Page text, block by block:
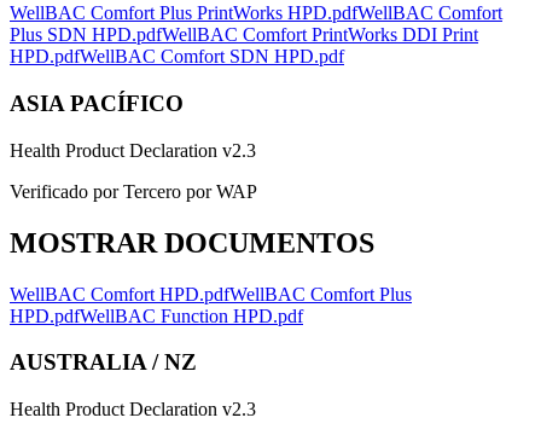
WellBAC Comfort Plus PrintWorks HPD.pdfWellBAC Comfort
Plus SDN HPD.pdfWellBAC Comfort PrintWorks DDI Print
HPD.pdfWellBAC Comfort SDN HPD.pdf
ASIA PACÍFICO
Health Product Declaration v2.3
Verificado por Tercero por WAP
MOSTRAR DOCUMENTOS
WellBAC Comfort HPD.pdfWellBAC Comfort Plus
HPD.pdfWellBAC Function HPD.pdf
AUSTRALIA / NZ
Health Product Declaration v2.3